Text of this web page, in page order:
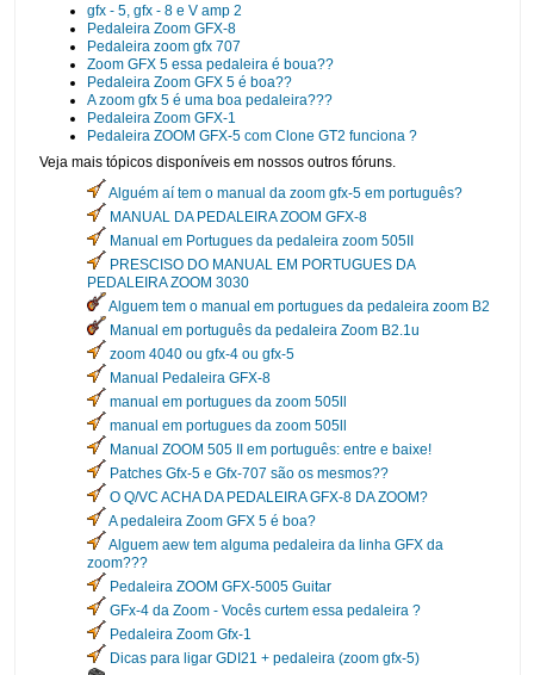
gfx - 5, gfx - 8 e V amp 2
Pedaleira Zoom GFX-8
Pedaleira zoom gfx 707
Zoom GFX 5 essa pedaleira é boua??
Pedaleira Zoom GFX 5 é boa??
A zoom gfx 5 é uma boa pedaleira???
Pedaleira Zoom GFX-1
Pedaleira ZOOM GFX-5 com Clone GT2 funciona ?
Veja mais tópicos disponíveis em nossos outros fóruns.
Alguém aí tem o manual da zoom gfx-5 em português?
MANUAL DA PEDALEIRA ZOOM GFX-8
Manual em Portugues da pedaleira zoom 505II
PRESCISO DO MANUAL EM PORTUGUES DA
PEDALEIRA ZOOM 3030
Alguem tem o manual em portugues da pedaleira zoom B2
Manual em português da pedaleira Zoom B2.1u
zoom 4040 ou gfx-4 ou gfx-5
Manual Pedaleira GFX-8
manual em portugues da zoom 505ll
manual em portugues da zoom 505ll
Manual ZOOM 505 II em português: entre e baixe!
Patches Gfx-5 e Gfx-707 são os mesmos??
O Q/VC ACHA DA PEDALEIRA GFX-8 DA ZOOM?
A pedaleira Zoom GFX 5 é boa?
Alguem aew tem alguma pedaleira da linha GFX da
zoom???
Pedaleira ZOOM GFX-5005 Guitar
GFx-4 da Zoom - Vocês curtem essa pedaleira ?
Pedaleira Zoom Gfx-1
Dicas para ligar GDI21 + pedaleira (zoom gfx-5)